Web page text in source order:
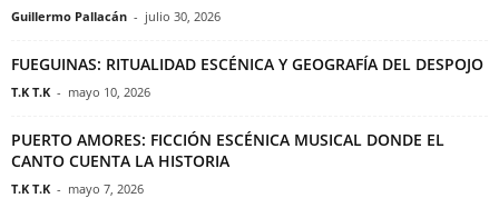
Guillermo Pallacán - julio 30, 2026
FUEGUINAS: RITUALIDAD ESCÉNICA Y GEOGRAFÍA DEL DESPOJO
T.K T.K - mayo 10, 2026
PUERTO AMORES: FICCIÓN ESCÉNICA MUSICAL DONDE EL
CANTO CUENTA LA HISTORIA
T.K T.K - mayo 7, 2026